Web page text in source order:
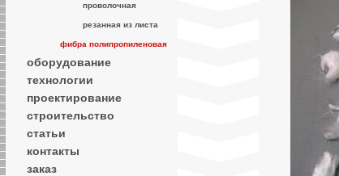
проволочная
резанная из листа
фибра полипропиленовая
оборудование
технологии
проектирование
строительство
статьи
контакты
заказ